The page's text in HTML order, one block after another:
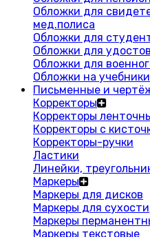
Обложки для
мед.полиса
Обложки для
Обложки для
Обложки для
Обложки на
Письменные и
Корректоры
Корректоры
Корректоры с
Корректоры-ручки
Ластики
Линейки,
Маркеры
Маркеры для дисков
Маркеры для
Маркеры
Маркеры текстовые